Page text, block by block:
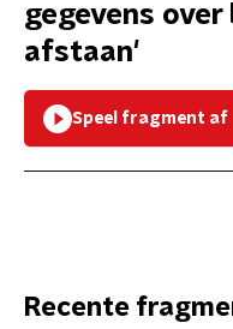
gegevens
afstaan'
Speel fragment af
Recente